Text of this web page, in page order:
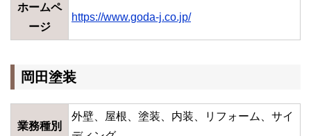
ホームペ
ージ
https://www.goda-j.co.jp/
岡田塗装
業務種別
外壁、屋根、塗装、内装、リフォーム、サイ